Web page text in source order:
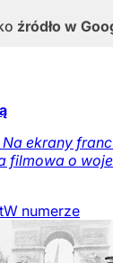
źródło w
Na ekrany
filmowa o
W numerze